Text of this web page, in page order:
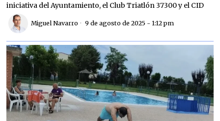
iniciativa del Ayuntamiento, el Club Triatlón 37300 y el CID
Miguel Navarro 9 de agosto de 2025 - 1:12 pm